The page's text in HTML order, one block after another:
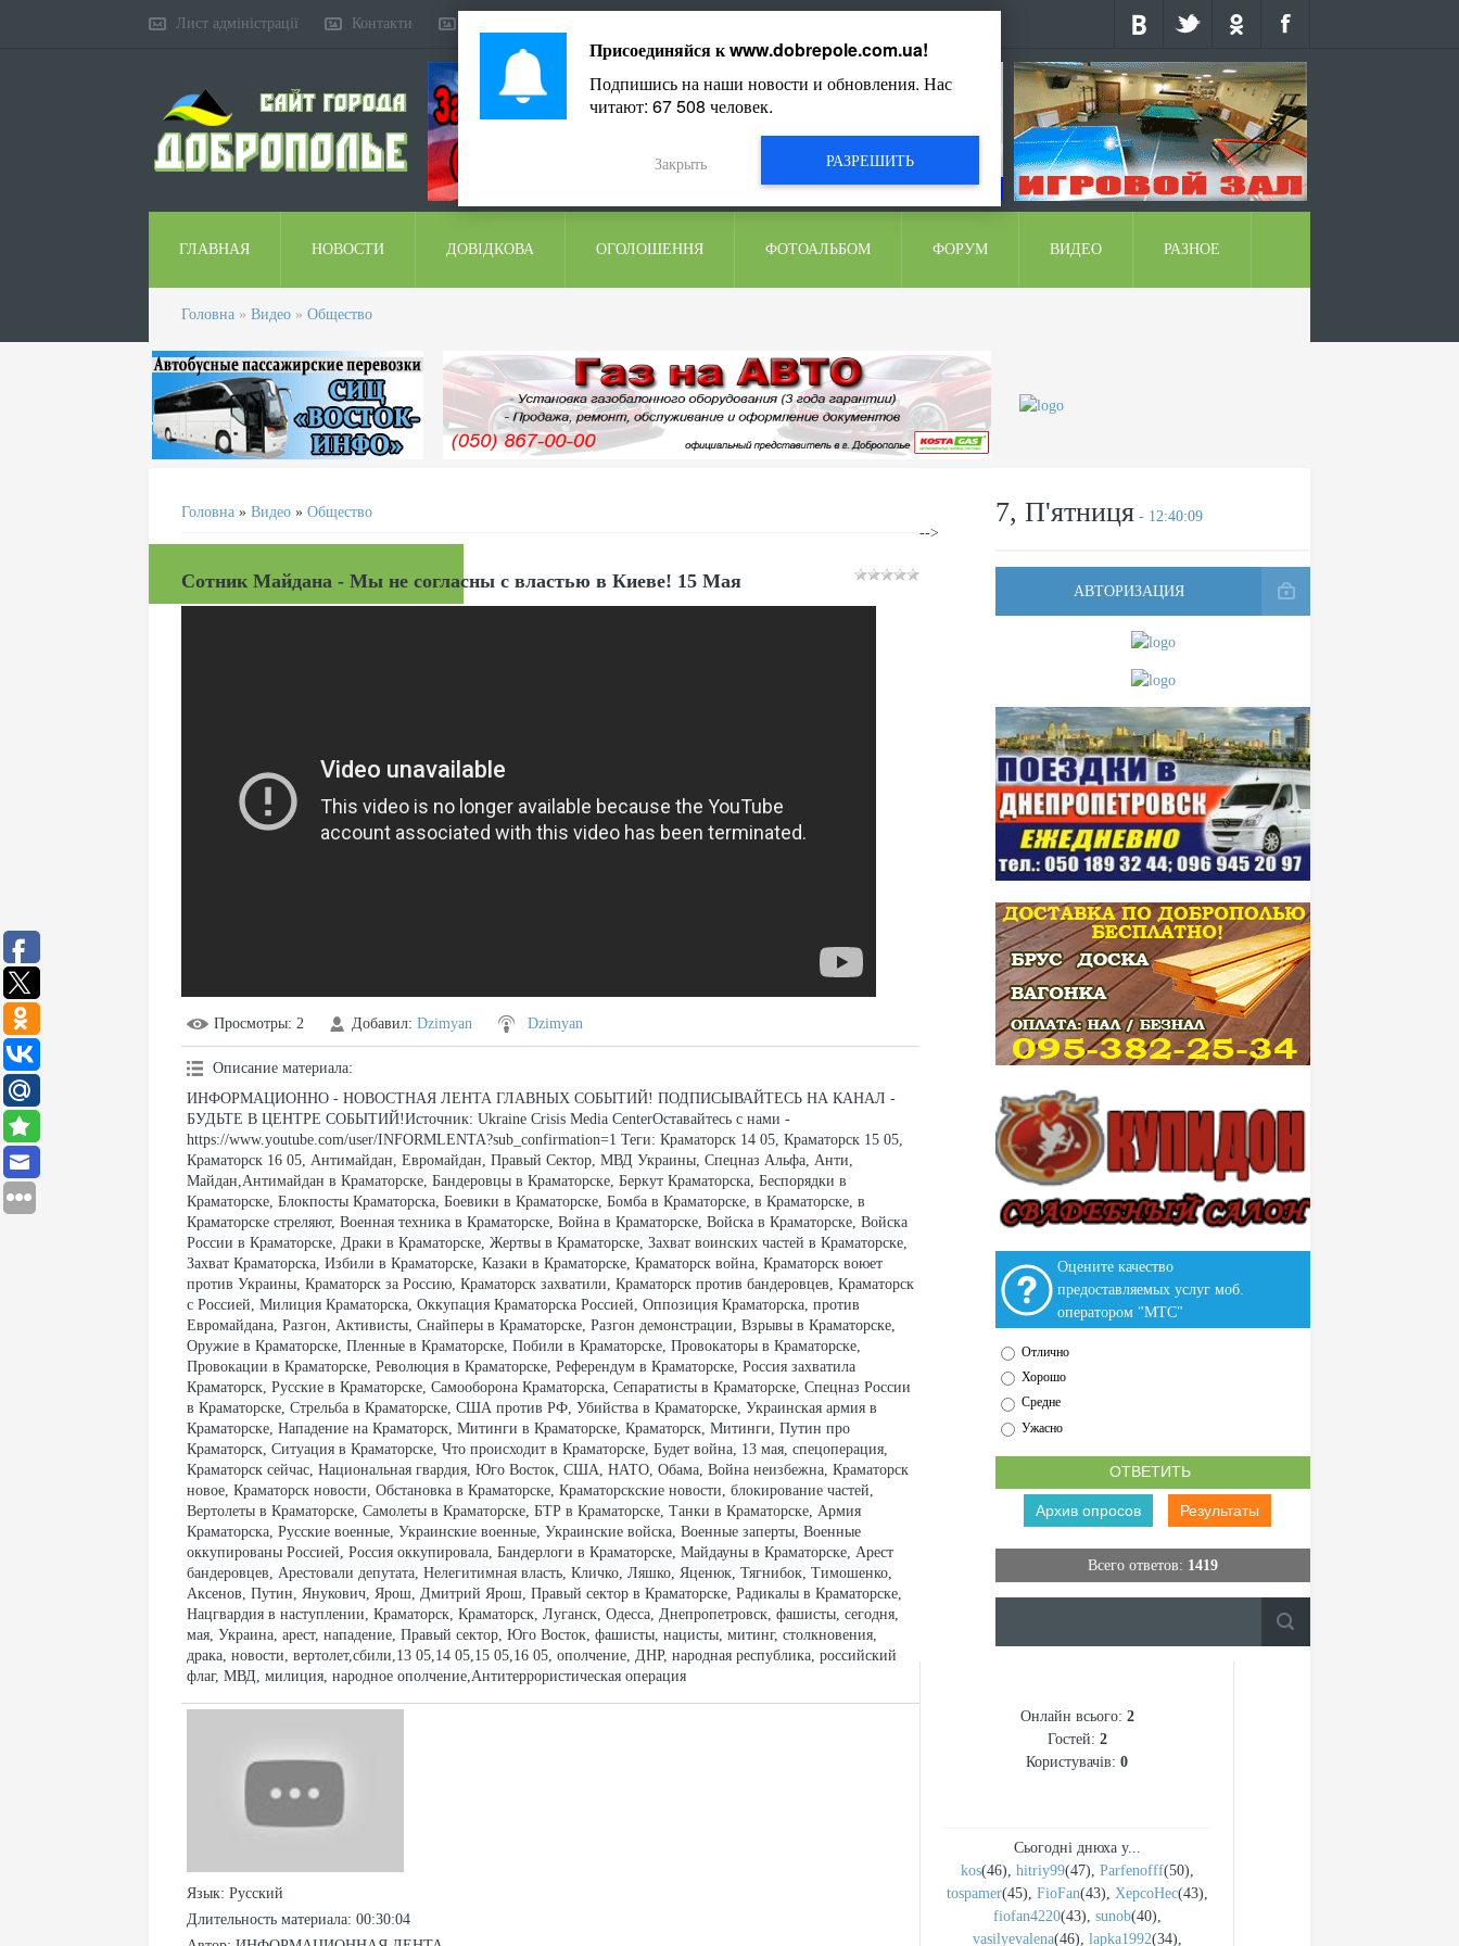
Лист адміністрації Контакти
ГЛАВНАЯ НОВОСТИ ДОВІДКОВА ОГОЛОШЕННЯ ФОТОАЛЬБОМ ФОРУМ ВИДЕО РАЗНОЕ
Головна » Видео » Общество
Головна » Видео » Общество
Сотник Майдана - Мы не согласны с властью в Киеве! 15 Мая
Просмотры: 2 Добавил: Dzimyan Dzimyan
Описание материала:
ИНФОРМАЦИОННО - НОВОСТНАЯ ЛЕНТА ГЛАВНЫХ СОБЫТИЙ! ПОДПИСЫВАЙТЕСЬ НА КАНАЛ -
БУДЬТЕ В ЦЕНТРЕ СОБЫТИЙ!Источник: Ukraine Crisis Media CenterОставайтесь с нами -
https://www.youtube.com/user/INFORMLENTA?sub_confirmation=1 Теги: Краматорск 14 05, Краматорск 15 05,
Краматорск 16 05, Антимайдан, Евромайдан, Правый Сектор, МВД Украины, Спецназ Альфа, Анти,
Майдан,Антимайдан в Краматорске, Бандеровцы в Краматорске, Беркут Краматорска, Беспорядки в
Краматорске, Блокпосты Краматорска, Боевики в Краматорске, Бомба в Краматорске, в Краматорске, в
Краматорске стреляют, Военная техника в Краматорске, Война в Краматорске, Войска в Краматорске, Войска
России в Краматорске, Драки в Краматорске, Жертвы в Краматорске, Захват воинских частей в Краматорске,
Захват Краматорска, Избили в Краматорске, Казаки в Краматорске, Краматорск война, Краматорск воюет
против Украины, Краматорск за Россию, Краматорск захватили, Краматорск против бандеровцев, Краматорск
с Россией, Милиция Краматорска, Оккупация Краматорска Россией, Оппозиция Краматорска, против
Евромайдана, Разгон, Активисты, Снайперы в Краматорске, Разгон демонстрации, Взрывы в Краматорске,
Оружие в Краматорске, Пленные в Краматорске, Побили в Краматорске, Провокаторы в Краматорске,
Провокации в Краматорске, Революция в Краматорске, Референдум в Краматорске, Россия захватила
Краматорск, Русские в Краматорске, Самооборона Краматорска, Сепаратисты в Краматорске, Спецназ России
в Краматорске, Стрельба в Краматорске, США против РФ, Убийства в Краматорске, Украинская армия в
Краматорске, Нападение на Краматорск, Митинги в Краматорске, Краматорск, Митинги, Путин про
Краматорск, Ситуация в Краматорске, Что происходит в Краматорске, Будет война, 13 мая, спецоперация,
Краматорск сейчас, Национальная гвардия, Юго Восток, США, НАТО, Обама, Война неизбежна, Краматорск
новое, Краматорск новости, Обстановка в Краматорске, Краматорскские новости, блокирование частей,
Вертолеты в Краматорске, Самолеты в Краматорске, БТР в Краматорске, Танки в Краматорске, Армия
Краматорска, Русские военные, Украинские военные, Украинские войска, Военные заперты, Военные
оккупированы Россией, Россия оккупировала, Бандерлоги в Краматорске, Майдауны в Краматорске, Арест
бандеровцев, Арестовали депутата, Нелегитимная власть, Кличко, Ляшко, Яценюк, Тягнибок, Тимошенко,
Аксенов, Путин, Янукович, Ярош, Дмитрий Ярош, Правый сектор в Краматорске, Радикалы в Краматорске,
Нацгвардия в наступлении, Краматорск, Краматорск, Луганск, Одесса, Днепропетровск, фашисты, сегодня,
мая, Украина, арест, нападение, Правый сектор, Юго Восток, фашисты, нацисты, митинг, столкновения,
драка, новости, вертолет,сбили,13 05,14 05,15 05,16 05, ополчение, ДНР, народная республика, российский
флаг, МВД, милиция, народное ополчение,Антитеррористическая операция
Язык: Русский
Длительность материала: 00:30:04
7, П'ятниця - 12:40:09
АВТОРИЗАЦИЯ
Оцените качество
предоставляемых услуг моб.
оператором "МТС"
Отлично
Хорошо
Средне
Ужасно
Архив опросов Результаты
Всего ответов: 1419
-->
Онлайн всього: 2
Гостей: 2
Користувачів: 0
Сьогодні днюха у...
kos(46) hitriy99(47) Parfenofff(50)
tospamer(45) FioFan(43) XepcoHec(43)
fiofan4220(43) sunob(40)
vasilyevalena(46) lapka1992(34)
Присоединяйся кwww.dobrepole.com.ua!
Подпишись на наши новости и обновления. Нас
читают: 67 508 человек.
РАЗРЕШИТЬ
Закрыть